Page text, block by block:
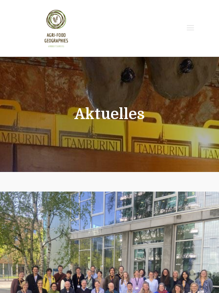
Aktuelles